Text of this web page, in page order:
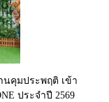
คุมประพฤติ เข้า
ประจำปี 2569